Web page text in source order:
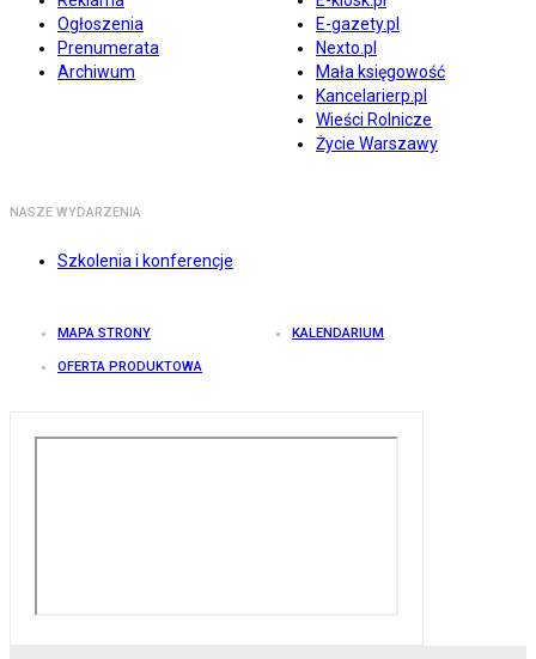
Ogłoszenia
Prenumerata
Archiwum
E-gazety.pl
Nexto.pl
Mała księgowość
Kancelarierp.pl
Wieści Rolnicze
Życie Warszawy
NASZE WYDARZENIA
Szkolenia i konferencje
MAPA STRONY KALENDARIUM
OFERTA PRODUKTOWA